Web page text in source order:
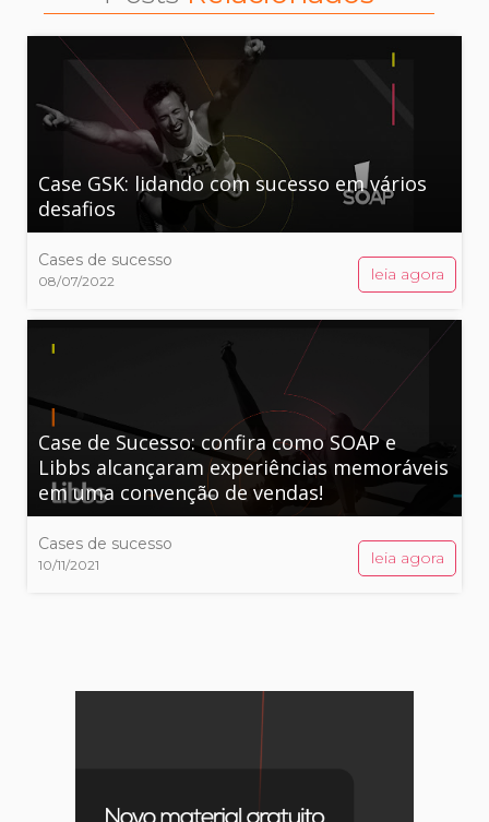
Case GSK: lidando com sucesso em vários
desafios
Cases de sucesso
08/07/2022 leia agora
Case de Sucesso: confira como SOAP e
Libbs alcançaram experiências memoráveis
em uma convenção de vendas!
Cases de sucesso
10/11/2021 leia agora